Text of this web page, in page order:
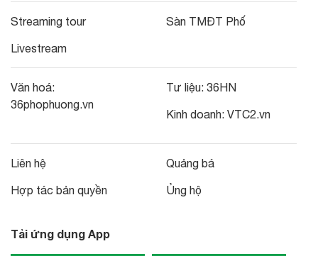
Streaming tour
Livestream
Sàn TMĐT Phố
Văn hoá:
36phophuong.vn
Tư liệu: 36HN
Kinh doanh: VTC2.vn
Liên hệ
Hợp tác bản quyền
Quảng bá
Ủng hộ
Tải ứng dụng App